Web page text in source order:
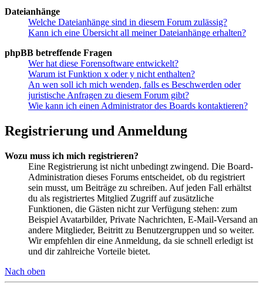
Dateianhänge
Welche Dateianhänge sind in diesem Forum zulässig?
Kann ich eine Übersicht all meiner Dateianhänge erhalten?
phpBB betreffende Fragen
Wer hat diese Forensoftware entwickelt?
Warum ist Funktion x oder y nicht enthalten?
An wen soll ich mich wenden, falls es Beschwerden oder
juristische Anfragen zu diesem Forum gibt?
Wie kann ich einen Administrator des Boards kontaktieren?
Registrierung und Anmeldung
Wozu muss ich mich registrieren?
Eine Registrierung ist nicht unbedingt zwingend. Die Board-
Administration dieses Forums entscheidet, ob du registriert
sein musst, um Beiträge zu schreiben. Auf jeden Fall erhältst
du als registriertes Mitglied Zugriff auf zusätzliche
Funktionen, die Gästen nicht zur Verfügung stehen: zum
Beispiel Avatarbilder, Private Nachrichten, E-Mail-Versand an
andere Mitglieder, Beitritt zu Benutzergruppen und so weiter.
Wir empfehlen dir eine Anmeldung, da sie schnell erledigt ist
und dir zahlreiche Vorteile bietet.
Nach oben